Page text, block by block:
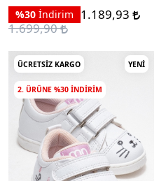
%30 İndirim
1.189,93
1.699,90
ÜCRETSIZ KARGO YENI
2. ÜRÜNE %30 INDIRIM